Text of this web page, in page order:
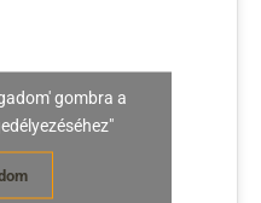
gombra a